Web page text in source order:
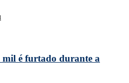
mil é furtado durante a